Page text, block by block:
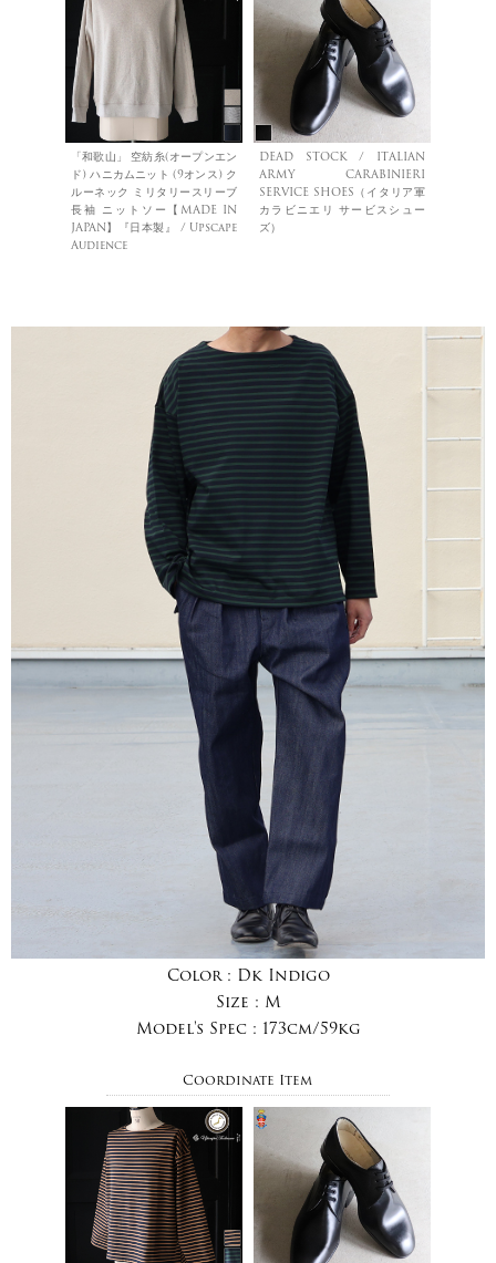
「和歌山」 空紡糸(オープンエン
ド) ハニカムニット (9オンス) ク
ルーネック ミリタリースリーブ
長袖 ニットソー【MADE IN
JAPAN】『日本製』 / Upscape
Audience
DEAD STOCK / ITALIAN
ARMY CARABINIERI
SERVICE SHOES（イタリア軍
カラビニエリ サービスシュー
ズ）
Color : Dk Indigo
Size : M
Model's Spec : 173cm/59kg
Coordinate Item